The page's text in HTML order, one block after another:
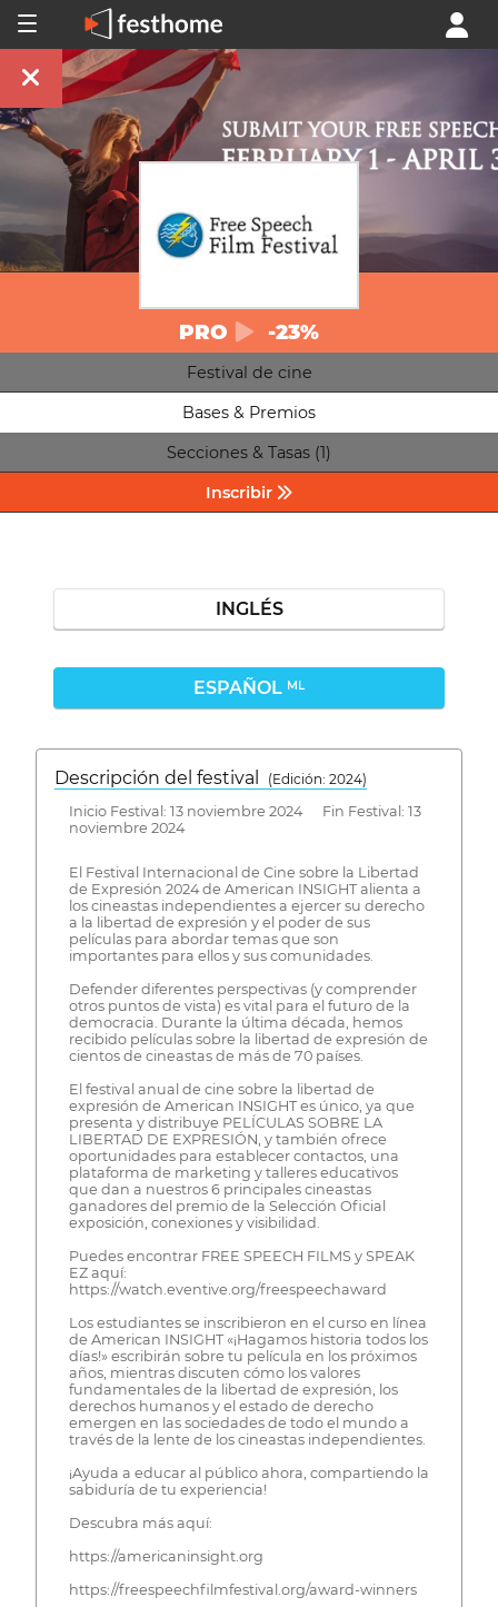
PRO -23%
Festival de cine
Bases & Premios
Secciones & Tasas (1)
Inscribir
INGLÉS
ESPAÑOL ML
Descripción del festival
( Edición: 2024)
Inicio Festival: 13 noviembre 2024 Fin Festival: 13
noviembre 2024
El Festival Internacional de Cine sobre la Libertad
de Expresión 2024 de American INSIGHT alienta a
los cineastas independientes a ejercer su derecho
a la libertad de expresión y el poder de sus
películas para abordar temas que son
importantes para ellos y sus comunidades.
Defender diferentes perspectivas (y comprender
otros puntos de vista) es vital para el futuro de la
democracia. Durante la última década, hemos
recibido películas sobre la libertad de expresión de
cientos de cineastas de más de 70 países.
El festival anual de cine sobre la libertad de
expresión de American INSIGHT es único, ya que
presenta y distribuye PELÍCULAS SOBRE LA
LIBERTAD DE EXPRESIÓN, y también ofrece
oportunidades para establecer contactos, una
plataforma de marketing y talleres educativos
que dan a nuestros 6 principales cineastas
ganadores del premio de la Selección Oficial
exposición, conexiones y visibilidad.
Puedes encontrar FREE SPEECH FILMS y SPEAK
EZ aquí:
https://watch.eventive.org/freespeechaward
Los estudiantes se inscribieron en el curso en línea
de American INSIGHT «¡Hagamos historia todos los
días!» escribirán sobre tu película en los próximos
años, mientras discuten cómo los valores
fundamentales de la libertad de expresión, los
derechos humanos y el estado de derecho
emergen en las sociedades de todo el mundo a
través de la lente de los cineastas independientes.
¡Ayuda a educar al público ahora, compartiendo la
sabiduría de tu experiencia!
Descubra más aquí:
https://americaninsight.org
https://freespeechfilmfestival.org/award-winners